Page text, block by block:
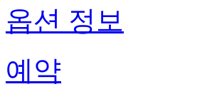
옵션 정보
예약